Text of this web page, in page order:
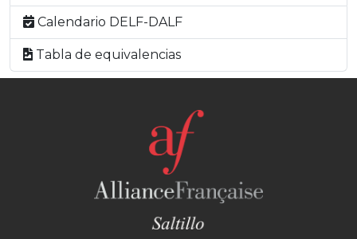
Calendario DELF-DALF
Tabla de equivalencias